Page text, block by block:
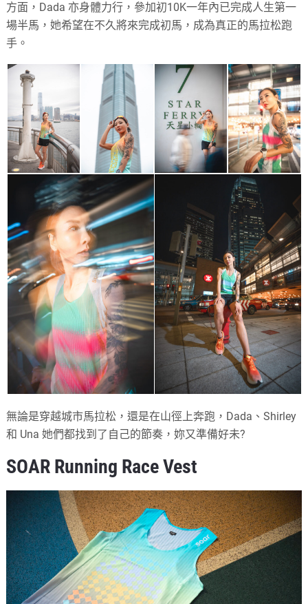
方面，Dada 亦身體力行，參加初10K一年內已完成人生第一
場半馬，她希望在不久將來完成初馬，成為真正的馬拉松跑
手。
無論是穿越城市馬拉松，還是在山徑上奔跑，Dada、Shirley
和 Una 她們都找到了自己的節奏，妳又準備好未?
SOAR Running Race Vest